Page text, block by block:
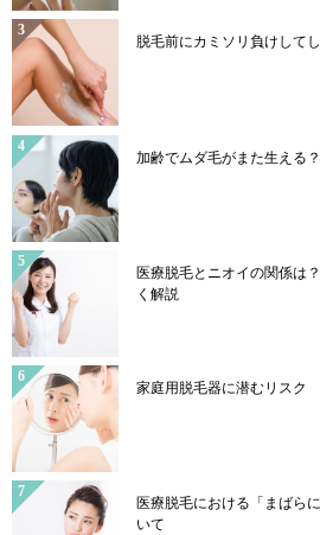
脱毛前にカミソリ負けして
加齢でムダ毛がまた生える
医療脱毛とニオイの関係は
く解説
家庭用脱毛器に潜むリスク
医療脱毛における「まばら
いて